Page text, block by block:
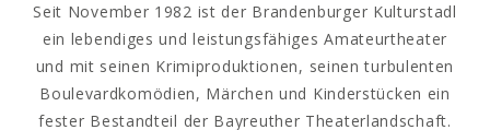
Seit November 1982 ist der Brandenburger Kulturstadl
ein lebendiges und leistungsfähiges Amateurtheater
und mit seinen Krimiproduktionen, seinen turbulenten
Boulevardkomödien, Märchen und Kinderstücken ein
fester Bestandteil der Bayreuther Theaterlandschaft.